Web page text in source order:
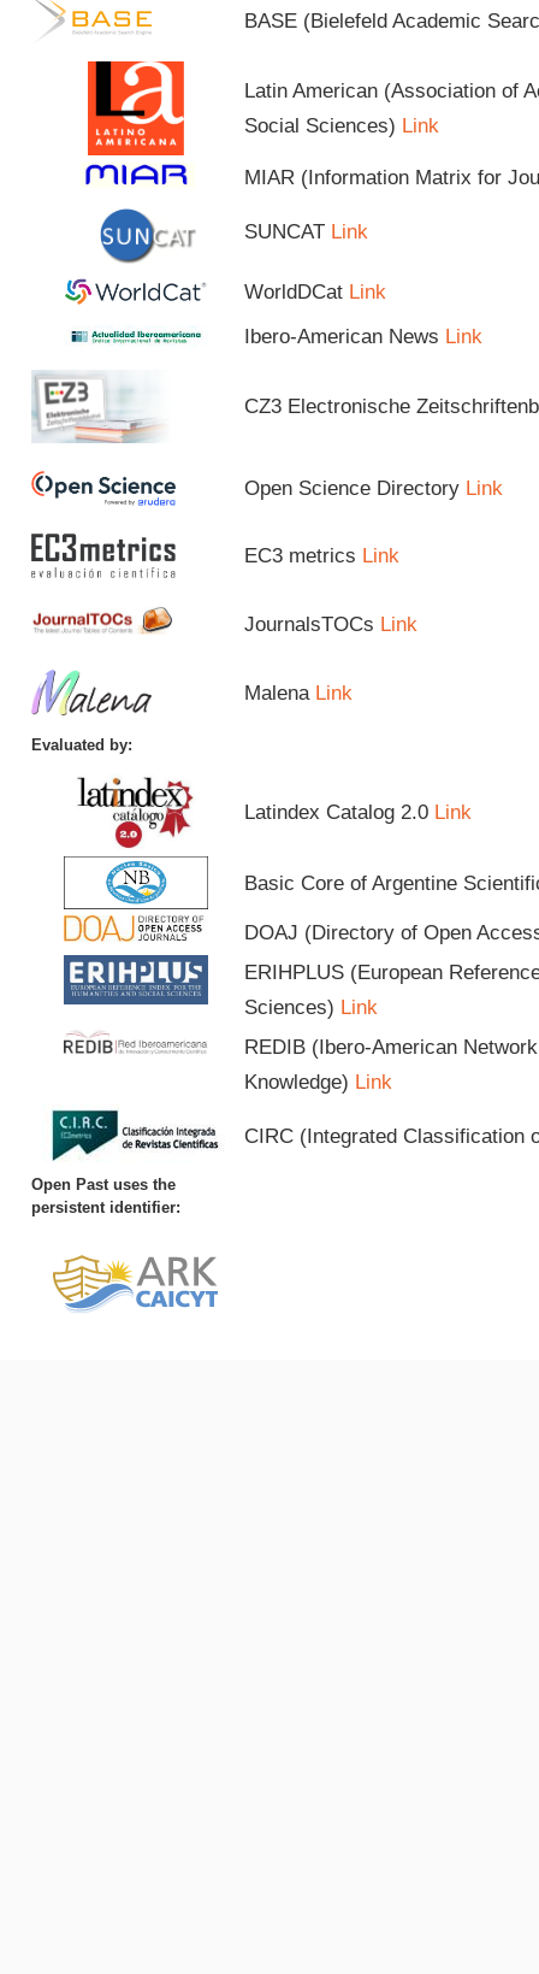
BASE (Bielefeld Academic
Latin American (Association of
Social Sciences) Link
MIAR (Information Matrix for
SUNCAT Link
WorldDCat Link
Ibero-American News Link
CZ3 Electronische
Open Science Directory Link
EC3 metrics Link
JournalsTOCs Link
Malena Link
Evaluated by:
Latindex Catalog 2.0 Link
Basic Core of Argentine
DOAJ (Directory of Open
ERIHPLUS (European
Sciences) Link
REDIB (Ibero-American
Knowledge) Link
CIRC (Integrated Classification
Open Past uses the
persistent identifier: